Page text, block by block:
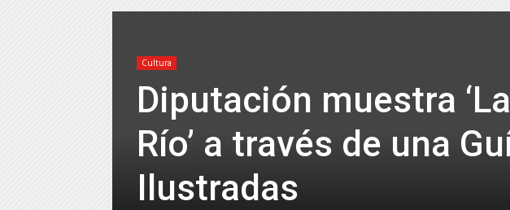
Cultura
Diputación muestra
Río’ a través de una
Ilustradas